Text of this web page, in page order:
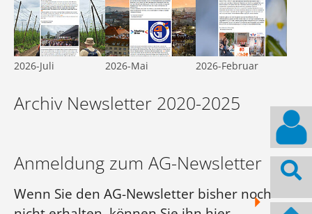
2026-Juli 2026-Mai 2026-Februar
Archiv Newsletter 2020-2025
Anmeldung zum AG-Newsletter
Wenn Sie den AG-Newsletter bisher noch